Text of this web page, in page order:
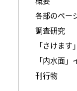
各部のペー
調査研究
「さけま
「内水面
刊行物